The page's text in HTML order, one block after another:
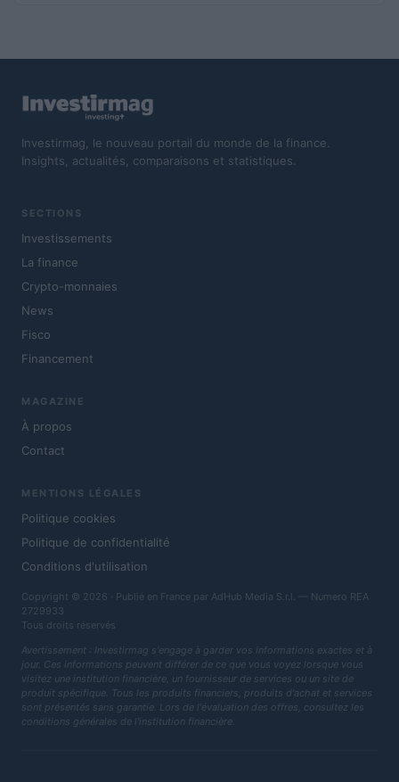
Investirmag, le nouveau portail du monde de la finance.
Insights, actualités, comparaisons et statistiques.
SECTIONS
Investissements
La finance
Crypto-monnaies
News
Fisco
Financement
MAGAZINE
À propos
Contact
MENTIONS LÉGALES
Politique cookies
Politique de confidentialité
Conditions d'utilisation
Copyright © 2026 · Publié en France par AdHub Media S.r.l. — Numero REA
2729933
Tous droits réservés
Avertissement : Investirmag s'engage à garder vos informations exactes et à
jour. Ces informations peuvent différer de ce que vous voyez lorsque vous
visitez une institution financière, un fournisseur de services ou un site de
produit spécifique. Tous les produits financiers, produits d'achat et services
sont présentés sans garantie. Lors de l'évaluation des offres, consultez les
conditions générales de l'institution financière.